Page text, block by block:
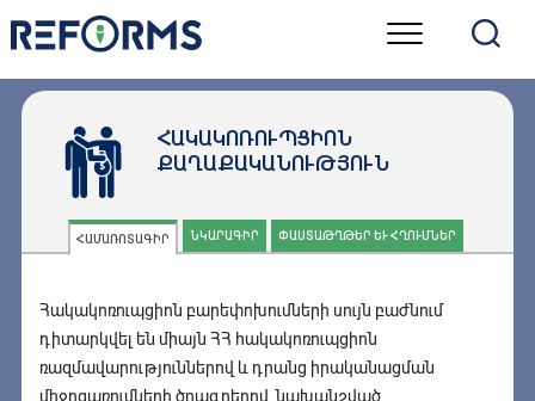
content
ՀԱԿԱԿՈՌՈՒՊՑԻՈՆ
ՔԱՂԱՔԱԿԱՆՈՒԹՅՈՒՆ
ՀԱՄԱՌՈՏԱԳԻՐ ՆԿԱՐԱԳԻՐ ՓԱՍՏԱԹՂԹԵՐ ԵՒ ՀՂՈՒՄՆԵՐ
Հակակոռուպցիոն բարեփոխումների սույն բաժնում
դիտարկվել են միայն ՀՀ հակակոռուպցիոն
ռազմավարություններով և դրանց իրականացման
միջոցառումների ծրագրերով նախանշված